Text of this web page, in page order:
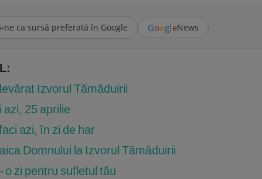
ne ca sursă preferată în Google GoogleNews
Izvorul Tămăduirii
azi, 25 aprilie
azi, în zi de har
Domnului la Izvorul Tămăduirii
o zi pentru sufletul tău